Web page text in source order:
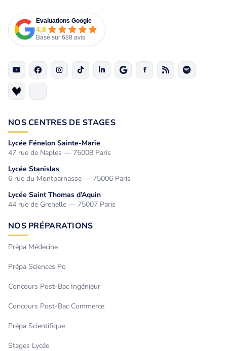
Evaluations Google
4.8
Basé sur 688 avis
NOS CENTRES DE STAGES
Lycée Fénelon Sainte-Marie
47 rue de Naples — 75008 Paris
Lycée Stanislas
6 rue du Montparnasse — 75006 Paris
Lycée Saint Thomas d’Aquin
44 rue de Grenelle — 75007 Paris
NOS PRÉPARATIONS
Prépa Médecine
Prépa Sciences Po
Concours Post-Bac Ingénieur
Concours Post-Bac Commerce
Prépa Scientifique
Stages Lycée